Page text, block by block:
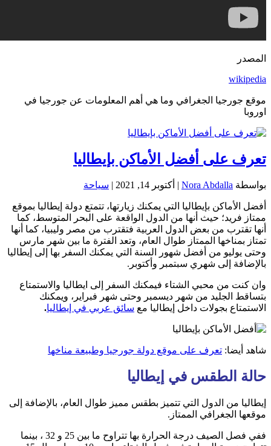
المصدر
wikipedia
موقع جورجيا الجغرافي وما هي أهم المعلومات عن جورجيا في
اوروبا
تعرف على أفضل الأماكن بإيطاليا
بواسطة Nora Abdalla
| أكتوبر 14, 2021 | سياحة
أفضل الأماكن بإيطاليا التي يمكنك زيارتها، تتمتع دولة إيطاليا بموقع
ممتاز فريد؛ حيث أنها من الدول الواقعة على البحر المتوسط، كما
أنها تقترب من بعض الدول العربية فتقترب من مصر وليبيا، كما أنها
تمتاز بمناخها الممتاز طوال العام، وتعد الفترة ما بين شهر مارس
وحتى يوليو من أفضل شهور السنة التي يمكنك السفر بها إلى إيطاليا
بالإضافة إلى شهري سبتمبر وأكتوبر.
وان كنت من محبي الشتاء فيمكنك السفر إلى ايطاليا والاستمتاع
بتساقط الجليد من شهر ديسمبر وحتى شهر فبراير، ويمكنك
الاستمتاع بجولات داخل إيطاليا مع سائق عربي في إيطاليا.
شاهد أيضا: تعرف على موقع دولة جورجيا وطبيعة مناخها
حالة الطقس في إيطاليا
إيطاليا من الدول التي تتميز بطقس مميز طوال العام، بالإضافة إلى
موقعها الجغرافي الممتاز.
ففي فصل الصيف درجة الحرارة بها تتراوح ما بين 25 و 32 ، بينما